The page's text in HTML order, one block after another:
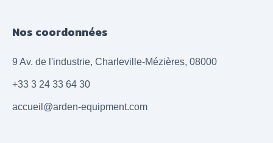
Nos coordonnées
9 Av. de l'industrie, Charleville-Mézières, 08000
+33 3 24 33 64 30
accueil@arden-equipment.com